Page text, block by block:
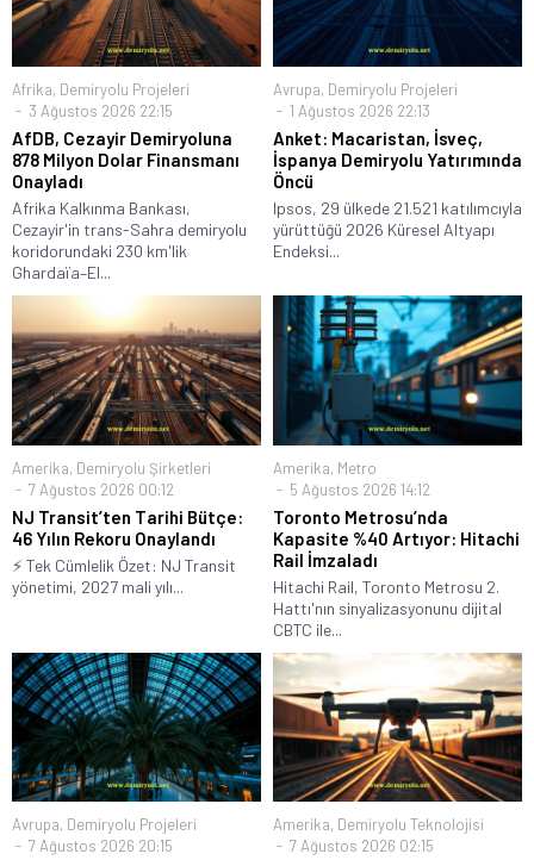
Afrika, Demiryolu Projeleri
3 Ağustos 2026 22:15
AfDB, Cezayir Demiryoluna
878 Milyon Dolar Finansmanı
Onayladı
Afrika Kalkınma Bankası,
Cezayir'in trans-Sahra demiryolu
koridorundaki 230 km'lik
Ghardaïa–El...
Avrupa, Demiryolu Projeleri
1 Ağustos 2026 22:13
Anket: Macaristan, İsveç,
İspanya Demiryolu Yatırımında
Öncü
Ipsos, 29 ülkede 21.521 katılımcıyla
yürüttüğü 2026 Küresel Altyapı
Endeksi...
Amerika, Demiryolu Şirketleri
7 Ağustos 2026 00:12
NJ Transit’ten Tarihi Bütçe:
46 Yılın Rekoru Onaylandı
⚡ Tek Cümlelik Özet: NJ Transit
yönetimi, 2027 mali yılı...
Amerika, Metro
5 Ağustos 2026 14:12
Toronto Metrosu’nda
Kapasite %40 Artıyor: Hitachi
Rail İmzaladı
Hitachi Rail, Toronto Metrosu 2.
Hattı'nın sinyalizasyonunu dijital
CBTC ile...
Avrupa, Demiryolu Projeleri
7 Ağustos 2026 20:15
Amerika, Demiryolu Teknolojisi
7 Ağustos 2026 02:15